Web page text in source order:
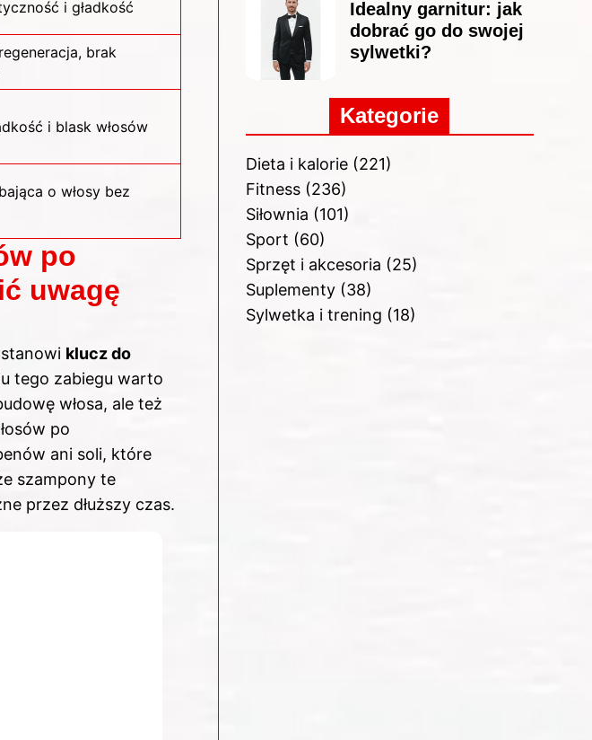
i gładkość
brak
i blask włosów
o włosy bez
po
uwagę
klucz do
tego zabiegu warto
włosa, ale też
po
ani soli, które
szampony te
przez dłuższy czas.
Idealny garnitur: jak
dobrać go do swojej
sylwetki?
Kategorie
Dieta i kalorie(221)
Fitness(236)
Siłownia (101)
Sport (60)
Sprzęt i akcesoria (25)
Suplementy(38)
Sylwetka i trening (18)